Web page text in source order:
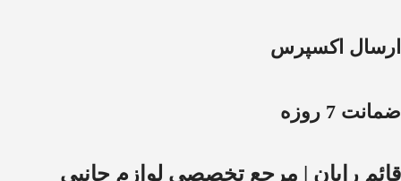
ارسال اکسپرس
ضمانت 7 روزه
قائم رایان | مرجع تخصصی لوازم جانبی